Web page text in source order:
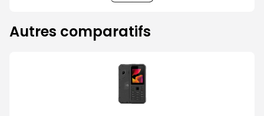
Autres comparatifs